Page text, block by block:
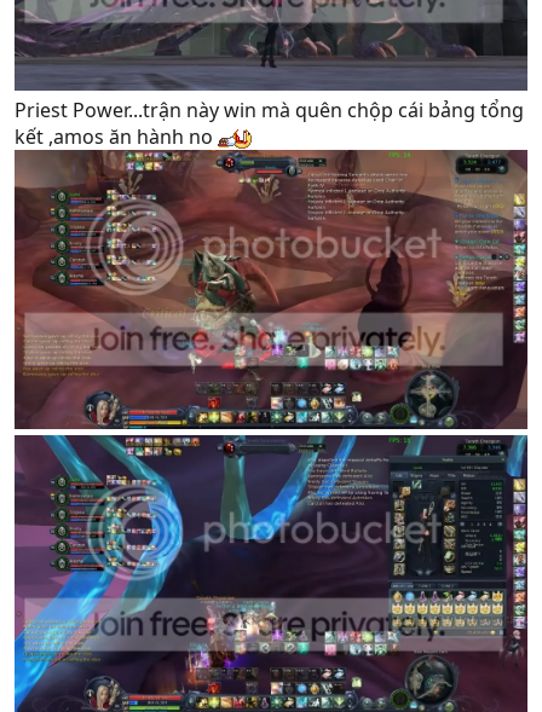
Priest Power...trận này win mà quên chộp cái bảng tổng
kết ,amos ăn hành no